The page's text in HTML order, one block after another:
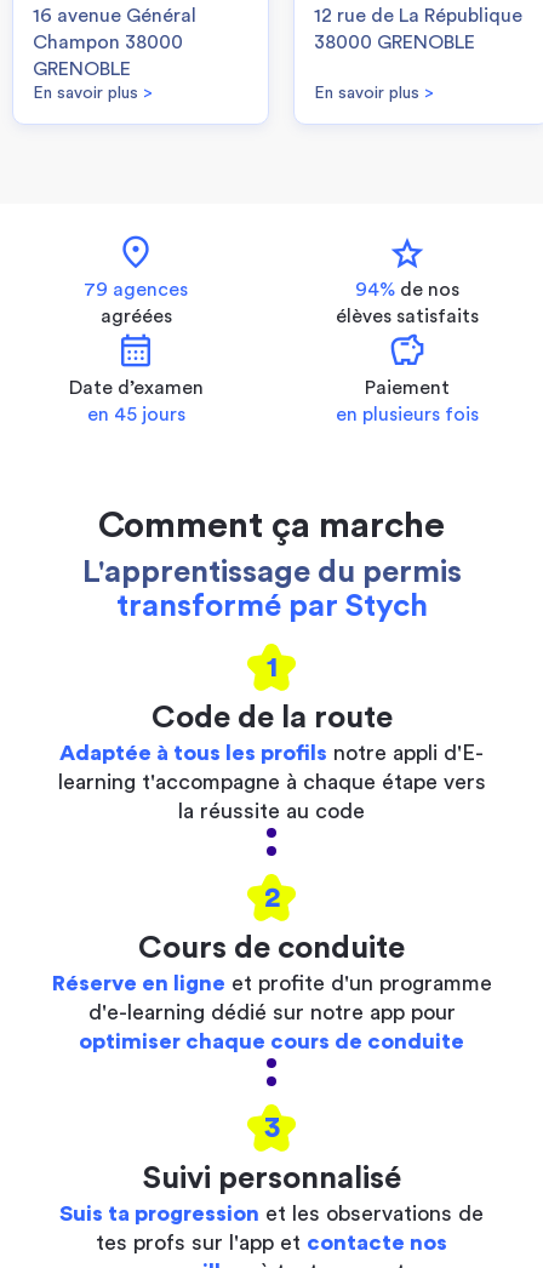
16 avenue Général
Champon 38000
GRENOBLE
En savoir plus >
12 rue de La République
38000 GRENOBLE
En savoir plus >
location_on
79 agences
agréées
star
94% de nos
élèves satisfaits
calendar_month
Date d’examen
en 45 jours
savings
Paiement
en plusieurs fois
Comment ça marche
L'apprentissage du permis
transformé par Stych
1
Code de la route
Adaptée à tous les profils notre appli d'E-
learning t'accompagne à chaque étape vers
la réussite au code
2
Cours de conduite
Réserve en ligne et profite d'un programme
d'e-learning dédié sur notre app pour
optimiser chaque cours de conduite
3
Suivi personnalisé
Suis ta progression et les observations de
tes profs sur l'app et contacte nos